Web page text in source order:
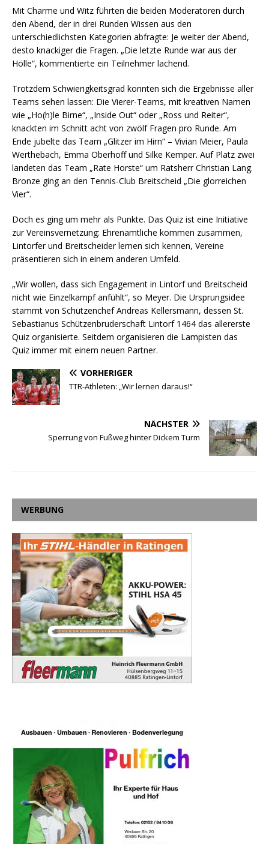
Mit Charme und Witz führten die beiden Moderatoren durch
den Abend, der in drei Runden Wissen aus den
unterschiedlichsten Kategorien abfragte: Je weiter der Abend,
desto knackiger die Fragen. „Die letzte Runde war aus der
Hölle“, kommentierte ein Teilnehmer lachend.
Trotzdem Schwierigkeitsgrad konnten sich die Ergebnisse aller
Teams sehen lassen: Die Vierer-Teams, mit kreativen Namen
wie „Ho(h)le Birne“, „Inside Out“ oder „Ross und Reiter“,
knackten im Schnitt acht von zwölf Fragen pro Runde. Am
Ende jubelte das Team „Glitzer im Hirn“ – Vivian Meier, Paula
Werthebach, Emma Oberhoff und Silke Kemper. Auf Platz zwei
landeten das Team „Rate Horste“ um Ratsherr Christian Lang.
Bronze ging an den Tennis-Club Breitscheid „Die glorreichen
Vier“.
Doch es ging um mehr als Punkte. Das Quiz ist eine Initiative
zur Vereinsvernetzung: Ehrenamtliche kommen zusammen,
Lintorfer und Breitscheider lernen sich kennen, Vereine
präsentieren sich in einem anderen Umfeld.
„Wir wollen, dass sich Engagement in Lintorf und Breitscheid
nicht wie Einzelkampf anfühlt“, so Meyer. Die Ursprungsidee
stammt von Schützenchef Andreas Kellersmann, dessen St.
Sebastianus Schützenbruderschaft Lintorf 1464 das allererste
Quiz organisierte. Seitdem organisieren die Lampisten das
Quiz immer mit einem neuen Partner.
VORHERIGER
TTR-Athleten: „Wir lernen daraus!“
NÄCHSTER
Sperrung von Fußweg hinter Dickem Turm
WERBUNG